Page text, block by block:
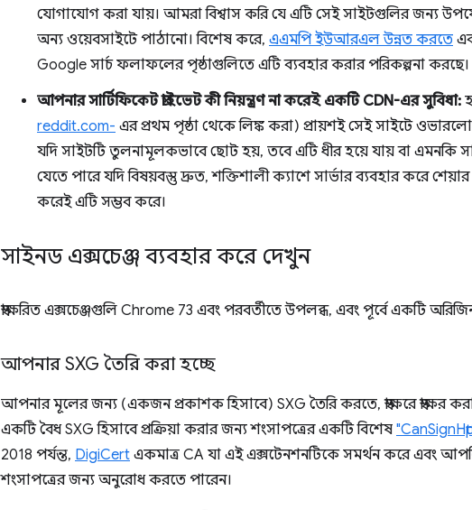
যোগাযোগ করা যায়। আমরা বিশ্বাস করি যে এটি সেই সাইটগুলির জন্য
অন্য ওয়েবসাইটে পাঠানো। বিশেষ করে, এএমপি ইউআরএল উন্নত করতে
Google সার্চ ফলাফলের পৃষ্ঠাগুলিতে এটি ব্যবহার করার পরিকল্পনা করছে।
আপনার সার্টিফিকেট প্রাইভেট কী নিয়ন্ত্রণ না করেই একটি CDN-এর সুবিধা:
reddit.com- এর প্রথম পৃষ্ঠা থেকে লিঙ্ক করা) প্রায়শই সেই সাইটে
যদি সাইটটি তুলনামূলকভাবে ছোট হয়, তবে এটি ধীর হয়ে যায় বা এমনকি
যেতে পারে যদি বিষয়বস্তু দ্রুত, শক্তিশালী ক্যাশে সার্ভার ব্যবহার করে
করেই এটি সম্ভব করে।
সাইনড এক্সচেঞ্জ ব্যবহার করে দেখুন
স্বাক্ষরিত এক্সচেঞ্জগুলি Chrome 73 এবং পরবর্তীতে উপলব্ধ, এবং পূর্বে একটি
আপনার SXG তৈরি করা হচ্ছে
আপনার মূলের জন্য (একজন প্রকাশক হিসাবে) SXG তৈরি করতে, স্বাক্ষরে
একটি বৈধ SXG হিসাবে প্রক্রিয়া করার জন্য শংসাপত্রের একটি বিশেষ
2018 পর্যন্ত, DigiCert একমাত্র CA যা এই এক্সটেনশনটিকে সমর্থন করে এবং
শংসাপত্রের জন্য অনুরোধ করতে পারেন।